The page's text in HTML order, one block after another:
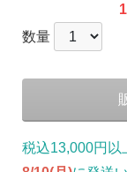
数量
税込13,000円以